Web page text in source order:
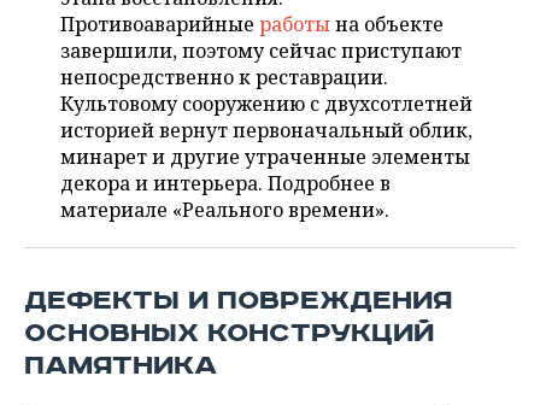
ФИГУРНОЕ КАТАНИЕ
ВОДНЫЕ ВИДЫ СПОРТА
ХОККЕЙ С МЯЧОМ
МЕДИЦИНА
ОБРАЗОВАНИЕ
ПРОИСШЕСТВИЯ
Противоаварийные работына объекте
завершили, поэтому сейчас приступают
непосредственно к реставрации.
Культовому сооружению с двухсотлетней
историей вернут первоначальный облик,
минарет и другие утраченные элементы
декора и интерьера. Подробнее в
материале «Реального времени».
ДЕФЕКТЫ И ПОВРЕЖДЕНИЯ
ОСНОВНЫХ КОНСТРУКЦИЙ
ПАМЯТНИКА